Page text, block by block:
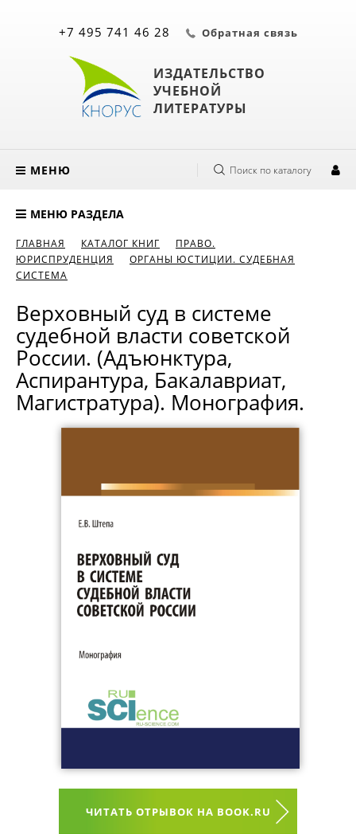
ИЗДАТЕЛЬСТВО
УЧЕБНОЙ
ЛИТЕРАТУРЫ
+7 495 741 46 28 Обратная связь
МЕНЮ Поиск по каталогу
МЕНЮ РАЗДЕЛА
ГЛАВНАЯ КАТАЛОГ КНИГ
ПРАВО.
ЮРИСПРУДЕНЦИЯ
ОРГАНЫ ЮСТИЦИИ. СУДЕБНАЯ
СИСТЕМА
Верховный суд в системе
судебной власти советской
России. (Адъюнктура,
Аспирантура, Бакалавриат,
Магистратура). Монография.
ЧИТАТЬ ОТРЫВОК НА BOOK.RU